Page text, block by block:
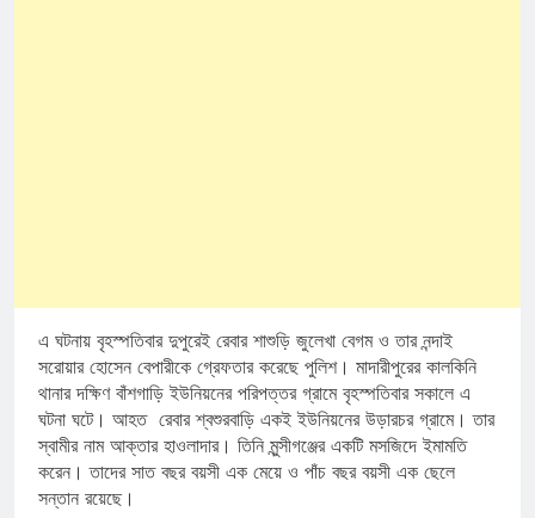
এ ঘটনায় বৃহস্পতিবার দুপুরেই রেবার শাশুড়ি জুলেখা বেগম ও তার নন্দাই
সরোয়ার হোসেন বেপারীকে গ্রেফতার করেছে পুলিশ। মাদারীপুরের কালকিনি
থানার দক্ষিণ বাঁশগাড়ি ইউনিয়নের পরিপত্তর গ্রামে বৃহস্পতিবার সকালে এ
ঘটনা ঘটে। আহত রেবার শ্বশুরবাড়ি একই ইউনিয়নের উড়ারচর গ্রামে। তার
স্বামীর নাম আক্তার হাওলাদার। তিনি মুন্সীগঞ্জের একটি মসজিদে ইমামতি
করেন। তাদের সাত বছর বয়সী এক মেয়ে ও পাঁচ বছর বয়সী এক ছেলে
সন্তান রয়েছে।